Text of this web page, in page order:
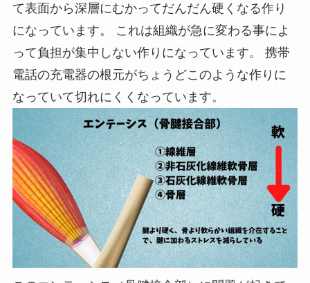
て表面から深層にむかってだんだん硬くなる作り
になっています。 これは組織が急に変わる事によ
って負担が集中しない作りになっています。 携帯
電話の充電器の根元がちょうどこのような作りに
なっていて切れにくくなっています。